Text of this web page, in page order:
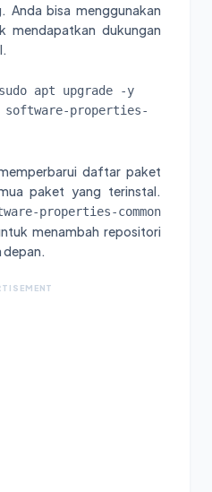
Anda bisa menggunakan
mendapatkan dukungan
apt upgrade -y
properties-
daftar paket
paket yang terinstal.
properties-common
menambah repositori
depan.